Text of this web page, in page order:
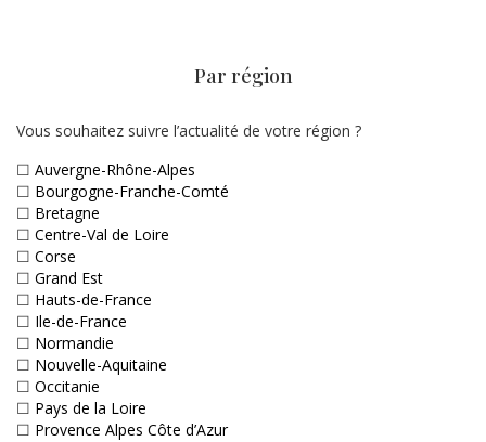
Par région
Vous souhaitez suivre l’actualité de votre région ?
☐ Auvergne-Rhône-Alpes
☐ Bourgogne-Franche-Comté
☐ Bretagne
☐ Centre-Val de Loire
☐ Corse
☐ Grand Est
☐ Hauts-de-France
☐ Ile-de-France
☐ Normandie
☐ Nouvelle-Aquitaine
☐ Occitanie
☐ Pays de la Loire
☐ Provence Alpes Côte d’Azur